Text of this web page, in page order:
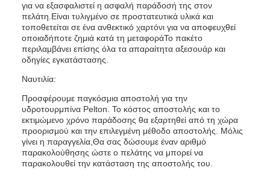
για να εξασφαλιστεί η ασφαλή παράδοσή της στον
πελάτη.Είναι τυλιγμένο σε προστατευτικά υλικά και
τοποθετείται σε ένα ανθεκτικό χαρτόνι για να αποφευχθεί
οποιαδήποτε ζημιά κατά τη μεταφοράΤο πακέτο
περιλαμβάνει επίσης όλα τα απαραίτητα αξεσουάρ και
οδηγίες εγκατάστασης.
Ναυτιλία:
Προσφέρουμε παγκόσμια αποστολή για την
υδροτουρμπίνα Pelton. Το κόστος αποστολής και το
εκτιμώμενο χρόνο παράδοσης θα εξαρτηθεί από τη χώρα
προορισμού και την επιλεγμένη μέθοδο αποστολής. Μόλις
γίνει η παραγγελία,Θα σας δώσουμε έναν αριθμό
παρακολούθησης ώστε ο πελάτης να μπορεί να
παρακολουθεί την κατάσταση της αποστολής του.